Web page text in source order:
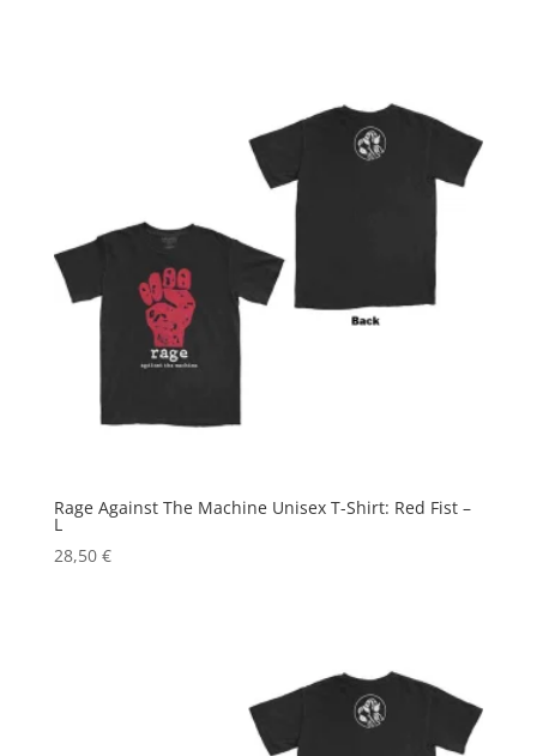
Rage Against The Machine Unisex T-Shirt: Red Fist –
L
28,50 €